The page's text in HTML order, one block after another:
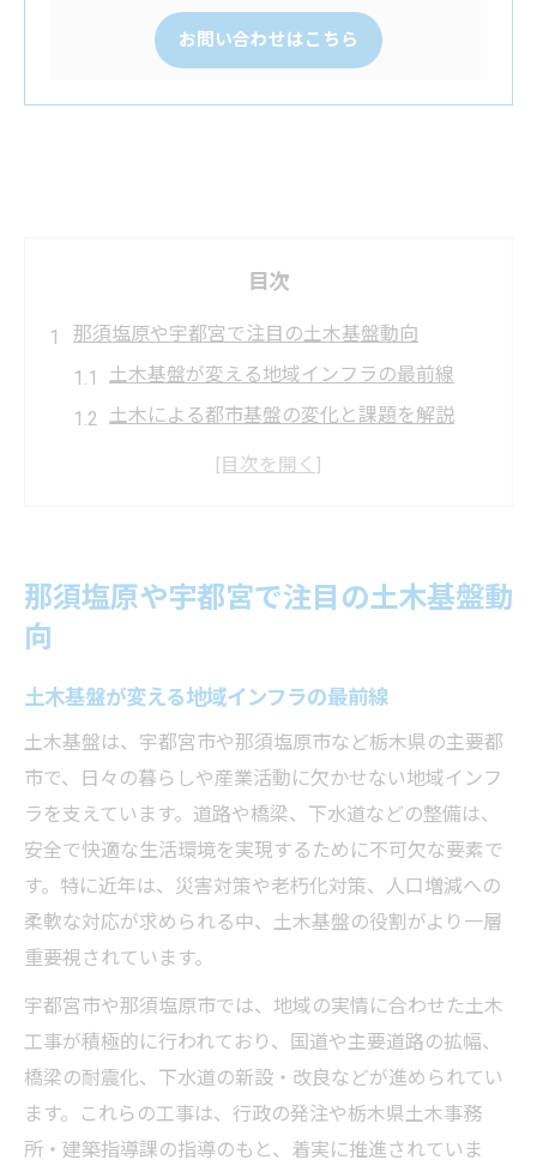
お問い合わせはこちら
目次
那須塩原や宇都宮で注目の土木基盤動向
土木基盤が変える地域インフラの最前線
土木による都市基盤の変化と課題を解説
土木視点で見る那須塩原・宇都宮の成長
土木の観点から見る地域インフラ整備の最新事
例
土木基盤と最新インフラ整備の連携ポイン
ト
土木現場で活かされる先進的な取り組みと
は
土木基盤整備に見る効率化の具体例を解説
土木工事が支えるインフラの新しい形
効率的に申請進めるための土木基盤の知恵
土木分野で効率的に申請を進める方法
土木基盤の知識が申請ミス削減に役立つ理
由
土木の経験を活かす申請手順のポイント
土木申請を円滑にする情報収集術を解説
那須塩原や宇都宮で注目の土木基盤動
向
土木基盤が変える地域インフラの最前線
土木基盤は、宇都宮市や那須塩原市など栃木県の主要都
市で、日々の暮らしや産業活動に欠かせない地域インフ
ラを支えています。道路や橋梁、下水道などの整備は、
安全で快適な生活環境を実現するために不可欠な要素で
す。特に近年は、災害対策や老朽化対策、人口増減への
柔軟な対応が求められる中、土木基盤の役割がより一層
重要視されています。
宇都宮市や那須塩原市では、地域の実情に合わせた土木
工事が積極的に行われており、国道や主要道路の拡幅、
橋梁の耐震化、下水道の新設・改良などが進められてい
ます。これらの工事は、行政の発注や栃木県土木事務
所・建築指導課の指導のもと、着実に推進されていま